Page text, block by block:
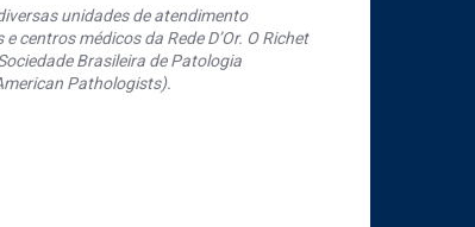
unidades de atendimento
médicos da Rede D’Or. O Richet
Brasileira de Patologia
Pathologists).